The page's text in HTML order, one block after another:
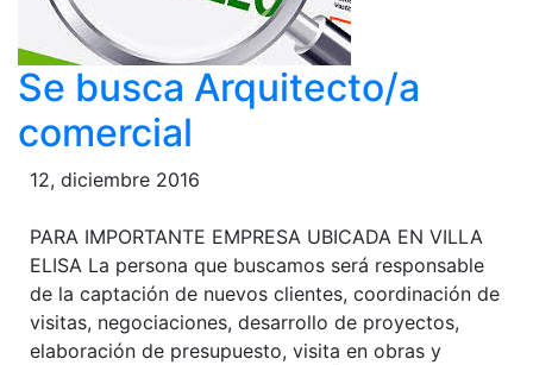
Se busca Arquitecto/a
comercial
12, diciembre 2016
PARA IMPORTANTE EMPRESA UBICADA EN VILLA
ELISA La persona que buscamos será responsable
de la captación de nuevos clientes, coordinación de
visitas, negociaciones, desarrollo de proyectos,
elaboración de presupuesto, visita en obras y